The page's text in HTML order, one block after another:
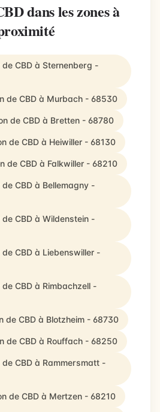
dans les zones à
CBD à Sternenberg -
de CBD à Murbach - 68530
de CBD à Bretten - 68780
de CBD à Heiwiller - 68130
de CBD à Falkwiller - 68210
CBD à Bellemagny -
CBD à Wildenstein -
CBD à Liebenswiller -
CBD à Rimbachzell -
de CBD à Blotzheim - 68730
de CBD à Rouffach - 68250
CBD à Rammersmatt -
de CBD à Mertzen - 68210